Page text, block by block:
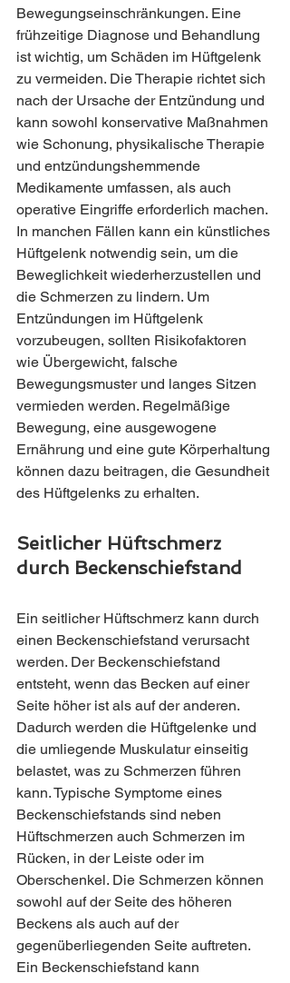
Bewegungseinschränkungen. Eine
frühzeitige Diagnose und Behandlung
ist wichtig, um Schäden im Hüftgelenk
zu vermeiden. Die Therapie richtet sich
nach der Ursache der Entzündung und
kann sowohl konservative Maßnahmen
wie Schonung, physikalische Therapie
und entzündungshemmende
Medikamente umfassen, als auch
operative Eingriffe erforderlich machen.
In manchen Fällen kann ein künstliches
Hüftgelenk notwendig sein, um die
Beweglichkeit wiederherzustellen und
die Schmerzen zu lindern. Um
Entzündungen im Hüftgelenk
vorzubeugen, sollten Risikofaktoren
wie Übergewicht, falsche
Bewegungsmuster und langes Sitzen
vermieden werden. Regelmäßige
Bewegung, eine ausgewogene
Ernährung und eine gute Körperhaltung
können dazu beitragen, die Gesundheit
des Hüftgelenks zu erhalten.
Seitlicher Hüftschmerz
durch Beckenschiefstand
Ein seitlicher Hüftschmerz kann durch
einen Beckenschiefstand verursacht
werden. Der Beckenschiefstand
entsteht, wenn das Becken auf einer
Seite höher ist als auf der anderen.
Dadurch werden die Hüftgelenke und
die umliegende Muskulatur einseitig
belastet, was zu Schmerzen führen
kann. Typische Symptome eines
Beckenschiefstands sind neben
Hüftschmerzen auch Schmerzen im
Rücken, in der Leiste oder im
Oberschenkel. Die Schmerzen können
sowohl auf der Seite des höheren
Beckens als auch auf der
gegenüberliegenden Seite auftreten.
Ein Beckenschiefstand kann